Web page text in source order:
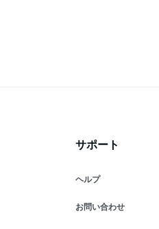
サポート
ヘルプ
お問い合わせ